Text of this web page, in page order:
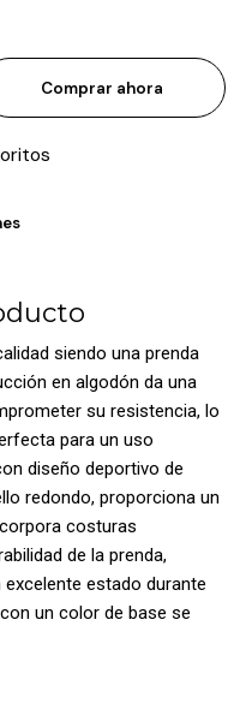
Comprar ahora
siendo una prenda
en algodón da una
su resistencia, lo
para un uso
diseño deportivo de
redondo, proporciona un
costuras
de la prenda,
estado durante
un color de base se
de la marca